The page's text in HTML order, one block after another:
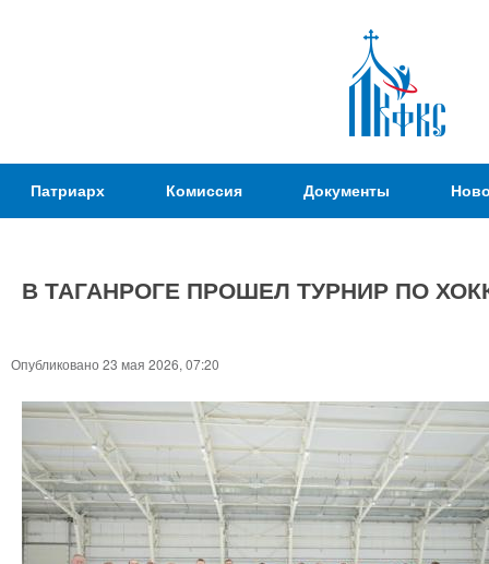
Патриаршая
Комиссия
вопросам
физической
спорта
Патриарх Комиссия Документы
здесь
В ТАГАНРОГЕ ПРОШЕЛ ТУРНИР ПО
Опубликовано 23 мая 2026, 07:20